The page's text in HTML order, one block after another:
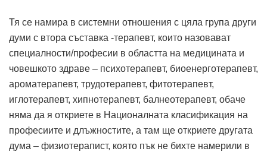
Тя се намира в системни отношения с цяла група други
думи с втора съставка -терапевт, които назовават
специалности/професии в областта на медицината и
човешкото здраве – психотерапевт, биоенерготерапевт,
ароматерапевт, трудотерапевт, фитотерапевт,
иглотерапевт, хипнотерапевт, балнеотерапевт, обаче
няма да я откриете в Националната класификация на
професиите и длъжностите, а там ще откриете другата
дума – физиотерапист, която пък не бихте намерили в